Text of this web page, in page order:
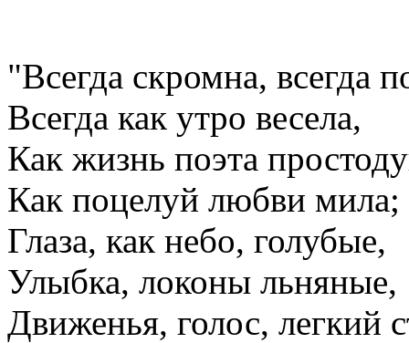
"Всегда скромна, всегда
Всегда как утро весела,
Как жизнь поэта
Как поцелуй любви мила;
Глаза, как небо, голубые,
Улыбка, локоны льняные,
Движенья, голос, легкий